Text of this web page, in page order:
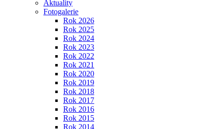
Aktuality
Fotogalerie
Rok 2026
Rok 2025
Rok 2024
Rok 2023
Rok 2022
Rok 2021
Rok 2020
Rok 2019
Rok 2018
Rok 2017
Rok 2016
Rok 2015
Rok 2014